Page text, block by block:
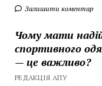
Залишити коментар
Чому мати
спортивного
— це важливо?
РЕДАКЦІЯ АПУ